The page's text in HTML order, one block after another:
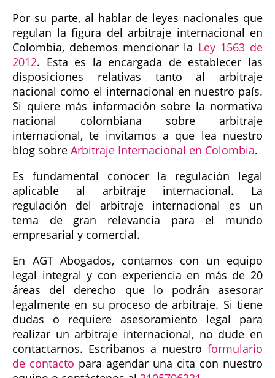
Por su parte, al hablar de leyes nacionales que
regulan la figura del arbitraje internacional en
Colombia, debemos mencionar la Ley 1563 de
2012. Esta es la encargada de establecer las
disposiciones relativas tanto al arbitraje
nacional como el internacional en nuestro país.
Si quiere más información sobre la normativa
nacional colombiana sobre arbitraje
internacional, te invitamos a que lea nuestro
blog sobre Arbitraje Internacional en Colombia.
Es fundamental conocer la regulación legal
aplicable al arbitraje internacional. La
regulación del arbitraje internacional es un
tema de gran relevancia para el mundo
empresarial y comercial.
En AGT Abogados, contamos con un equipo
legal integral y con experiencia en más de 20
áreas del derecho que lo podrán asesorar
legalmente en su proceso de arbitraje. Si tiene
dudas o requiere asesoramiento legal para
realizar un arbitraje internacional, no dude en
contactarnos. Escribanos a nuestro formulario
de contacto para agendar una cita con nuestro